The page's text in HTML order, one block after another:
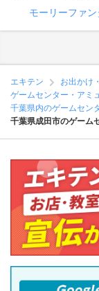
モーリーファ
エキテン
お出かけ
ゲームセンター・アミ
千葉県内のゲームセン
千葉県成田市のゲーム